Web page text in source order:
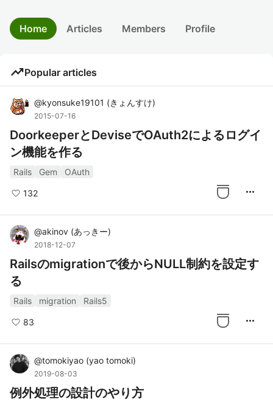
Home Articles Members Profile
trending_upPopular articles
@kyonsuke19101 (きょんすけ)
2015-07-16
DoorkeeperとDeviseでOAuth2によるログイ
ン機能を作る
Rails Gem OAuth
132 more_horiz
@akinov (あっきー)
2018-12-07
Railsのmigrationで後からNULL制約を設定す
る
Rails migration Rails5
83 more_horiz
@tomokiyao (yao tomoki)
2019-08-03
例外処理の設計のやり方